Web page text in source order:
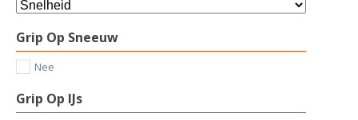
Grip Op Sneeuw
Nee
Grip Op IJs